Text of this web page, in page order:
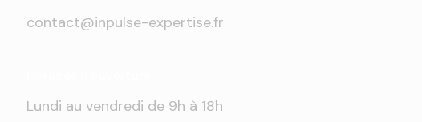
contact@inpulse-expertise.fr
Lundi au vendredi de 9h à 18h